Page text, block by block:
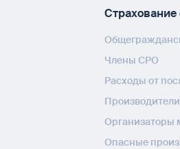
Страхование
Члены СРО
Расходы от
Организаторы
Опасные